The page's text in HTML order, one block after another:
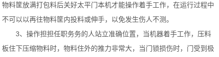
物料筐放满打包料后关好太平门本机才能操作着手工作，在运行过程中
不可以以再往物料筐内投料或伸手，以免发生伤人不测。
3、操作担担任职务务的人站立准确位置，当机器着手工作，压料
板住下压缩物料时，物料住外的推力非常大，当门锁损伤时，门受到极